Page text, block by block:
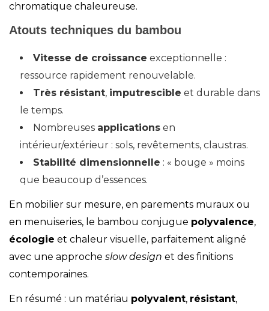
chromatique chaleureuse.
Atouts techniques du bambou
Vitesse de croissance exceptionnelle :
ressource rapidement renouvelable.
Très résistant, imputrescible et durable dans
le temps.
Nombreuses applications en
intérieur/extérieur : sols, revêtements, claustras.
Stabilité dimensionnelle : « bouge » moins
que beaucoup d’essences.
En mobilier sur mesure, en parements muraux ou
en menuiseries, le bambou conjugue polyvalence,
écologie et chaleur visuelle, parfaitement aligné
avec une approche slow design et des finitions
contemporaines.
En résumé : un matériau polyvalent, résistant,